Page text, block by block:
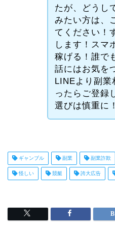
たが、どうし
みたい方は、
てください！
します！スマ
稼げる！誰で
話にはお気を
LINEより副業
ったらご登録
選びは慎重に
ギャンブル 副業 副業詐欺
怪しい 競艇 誇大広告